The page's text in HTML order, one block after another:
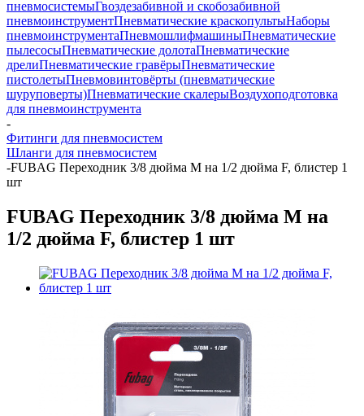
пневмосистемыГвоздезабивной и скобозабивной
пневмоинструментПневматические краскопультыНаборы
пневмоинструментаПневмошлифмашиныПневматические
пылесосыПневматические долотаПневматические
дрелиПневматические гравёрыПневматические
пистолетыПневмовинтовёрты (пневматические
шуруповерты)Пневматические скалерыВоздухоподготовка
для пневмоинструмента
-
Фитинги для пневмосистем
Шланги для пневмосистем
-FUBAG Переходник 3/8 дюйма M на 1/2 дюйма F, блистер 1
шт
FUBAG Переходник 3/8 дюйма M на
1/2 дюйма F, блистер 1 шт